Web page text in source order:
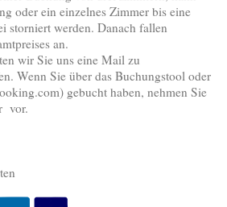
oder ein einzelnes Zimmer bis eine
storniert werden. Danach fallen
an.
wir Sie uns eine Mail zu
. Wenn Sie über das Buchungstool oder
gebucht haben, nehmen Sie
vor.